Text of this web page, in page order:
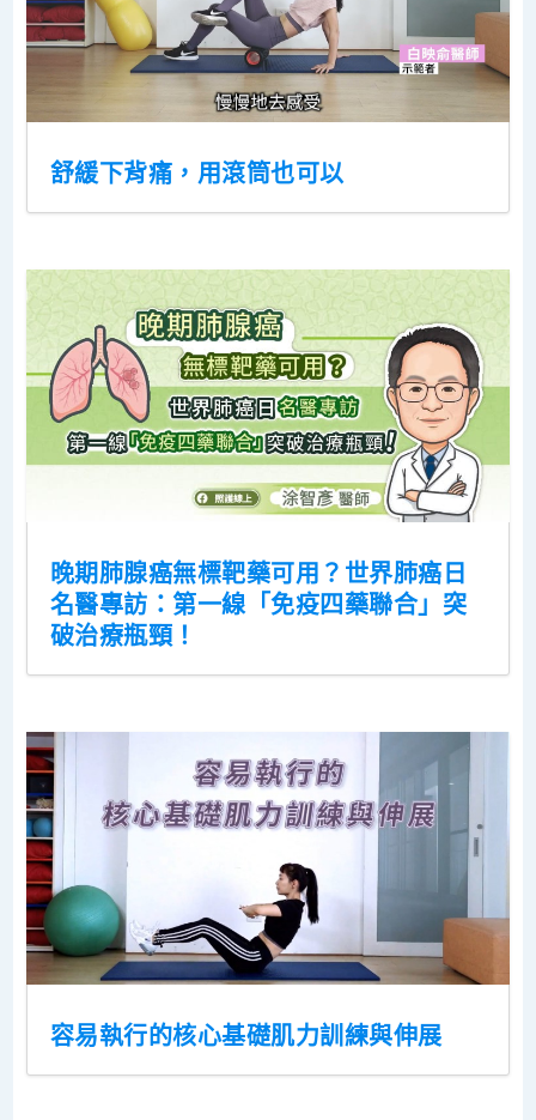
舒緩下背痛，用滾筒也可以
晚期肺腺癌無標靶藥可用？世界肺癌日
名醫專訪：第一線「免疫四藥聯合」突
破治療瓶頸！
容易執行的核心基礎肌力訓練與伸展